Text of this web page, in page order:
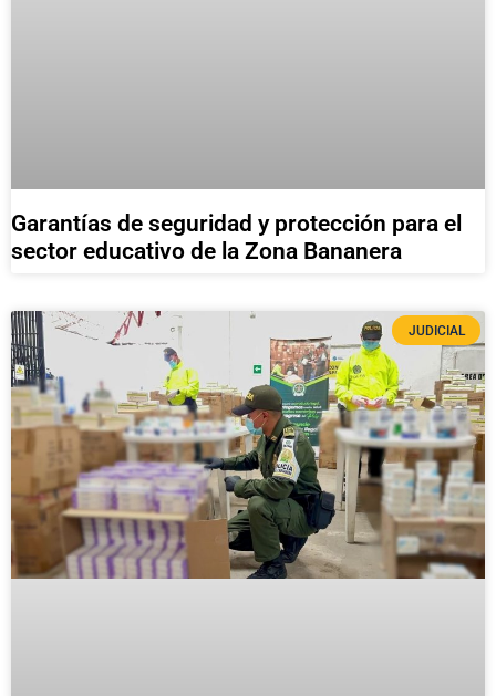
Garantías de seguridad y protección para el
sector educativo de la Zona Bananera
JUDICIAL